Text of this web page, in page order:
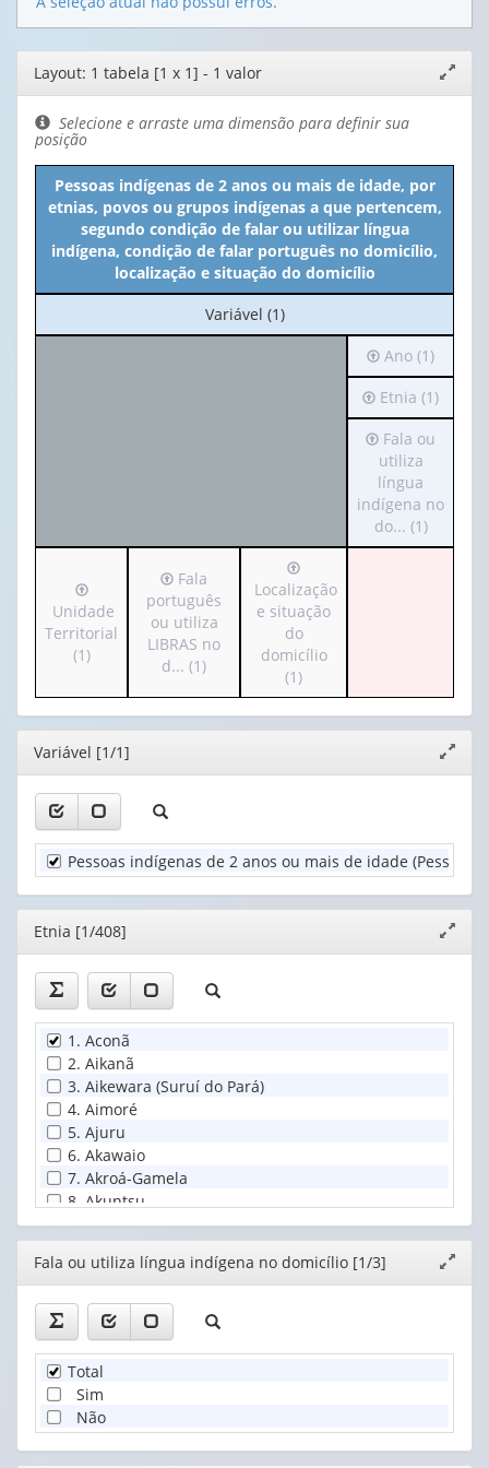
Editor
de
layout
janela
Layout: 1 tabela [1 x 1] - 1 valor
Selecione e arraste uma dimensão para definir sua
posição
Pessoas indígenas de 2 anos ou mais de idade, por
etnias, povos ou grupos indígenas a que pertencem,
segundo condição de falar ou utilizar língua
indígena, condição de falar português no domicílio,
localização e situação do domicílio
No
cabeçalho:
Variável (1)
Irá
para
o
cabeçalho
(possui
apenas
valor):
Ano
Ano (1)
Irá
para
o
cabeçalho
(possui
apenas
valor):
Etnia (1)
Irá
para
cabeçalho
(possui
apenas
língua
indígena
Fala ou
utiliza
língua
indígena no
do... (1)
Irá
para
o
cabeçalho
apenas
1
valor):
Territorial
(1)
Unidade
Territorial
(1)
Irá
para
o
cabeçalho
(possui
valor):
Fala
ou
utiliza
LIBRAS
no
d...
Fala
português
ou utiliza
LIBRAS no
d... (1)
Irá
para
o
cabeçalho
(possui
apenas
1
valor):
domicílio
(1)
Localização
e situação
do
domicílio
(1)
Editor
janela
Variável [1/1]
Pessoas indígenas de 2 anos ou mais de idade (Pessoas)
Editor
janela
Etnia [1/408]
1. Aconã
2. Aikanã
3. Aikewara (Suruí do Pará)
4. Aimoré
5. Ajuru
6. Akawaio
7. Akroá-Gamela
8. Akuntsu
9. Akuriyó
10. Amahuaca
11. Amanayé
12. Amondáwa
13. Anacé
14. Anambé
15. Anapuru Muypurá
16. Andoke
17. Apalai
18. Apiaká
19. Apinayé
Editor
janela
Fala ou utiliza língua indígena no domicílio [1/3]
Total
Sim
Não